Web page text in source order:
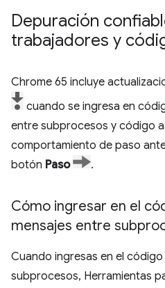
Depuración
trabajadores y
Chrome 65 incluye
cuando se ingresa en
entre subprocesos y código
comportamiento de paso
botón Paso .
Cómo ingresar en el
mensajes entre
Cuando ingresas en el
subprocesos, Herramientas